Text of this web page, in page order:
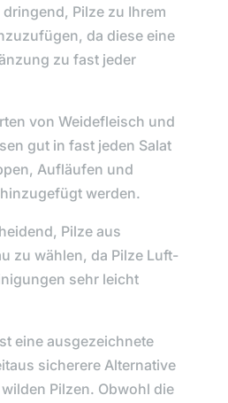
Pilze zu Ihrem
da diese eine
zu fast jeder
von Weidefleisch und
gut in fast jeden Salat
Aufläufen und
werden.
Pilze aus
zu wählen, da Pilze Luft-
sehr leicht
eine ausgezeichnete
sicherere Alternative
Pilzen. Obwohl die